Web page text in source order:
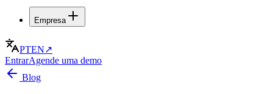
Empresa
PTEN↗
EntrarAgende uma demo
Blog